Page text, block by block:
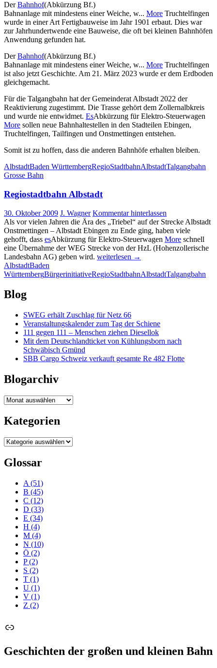
DerBahnhof(Abkürzung Bf.)
Bahnanlage mit mindestens einer Weiche, w... More Truchtelfingen
wurde in einer Art Fertigbauweise im Jahr 1901 erbaut. Dies war
zur Jahrhundertwende eine Bauweise, die oft bei kleinen Bahnhöfen
Anwendung gefunden hat.
DerBahnhof(Abkürzung Bf.)
Bahnanlage mit mindestens einer Weiche, w... More Truchtelfingen
ist also jetzt Geschichte. Am 21. März 2023 wurde er dem Erdboden
gleichgemacht.
Für die Talgangbahn hat der Gemeinderat Albstadt 2022 der
Reaktivierung zugestimmt. Die Trasse gehört dem Zollernalbkreis
und wurde nie entwidmet. EsAbkürzung für Elektro-Steuerwagen
More sollen neue Bahnhaltestellen in den Stadteilen Ebingen,
Truchtelfingen, Tailfingen und Onstmettingen entstehen.
Somit ist zu hoffen, dass die anderen Bahnhöfe erhalten bleiben.
AlbstadtBaden WürttembergRegioStadtbahnAlbstadtTalgangbahn
Grosse Bahn
Regiostadtbahn Albstadt
30. Oktober 2009 J. Wagner Kommentar hinterlassen
Als vor vielen Jahren die Ära des „Triebel“ auf der Strecke Albstadt
Onstmettingen – Albstadt Ebingen zu Ende ging, haben viele
gehofft, dass esAbkürzung für Elektro-Steuerwagen More schnell
eine Übernahme der WEG Strecke von der HzL (Hohenzollerische
Landesbahn AG) geben wird. Regiostadtbahn
weiterlesen →
AlbstadtBaden
WürttembergBürgerinitiativeRegioStadtbahnAlbstadtTalgangbahn
Blog
SWEG erhält Zuschlag für Netz 66
Veranstaltungskalender zum Tag der Schiene
111 gegen 111 – Menschen ziehen Diesellok
Mit dem Deutschlandticket von Kühlungsborn nach
Schwäbisch Gmünd
SBB Cargo Schweiz verkauft gesamte Re 482 Flotte
Blogarchiv
Blogarchiv
Kategorien
Kategorien
Glossar
A (51)
B (45)
C (12)
D (33)
E (34)
H (4)
M (4)
N (10)
Ö (2)
P(2)
S (2)
T (1)
U (1)
V (1)
Z (2)
Link
Geschichten der großen und kleinen Bahn